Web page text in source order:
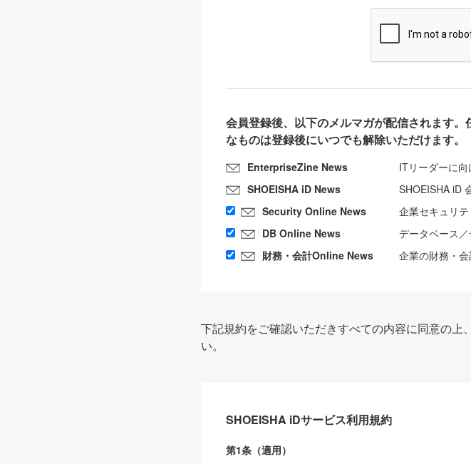
会員登録後、以下のメルマガが配信されます
なものは登録後にいつでも解除いただけます。
EnterpriseZine News
ITリーダーに
SHOEISHA iD News
SHOEISHA iD
Security Online News
企業セキュリ
DB Online News
データベース
財務・会計Online News
企業の財務・
下記規約をご確認いただきすべての内容に同意の
い。
SHOEISHA iDサービス利用規約
第1条（適用）